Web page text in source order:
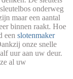
onderweg
maar een aantal
binnen raakt. Hoe
een slotenmaker
onze snelle
uur aan uw deur.
al uw